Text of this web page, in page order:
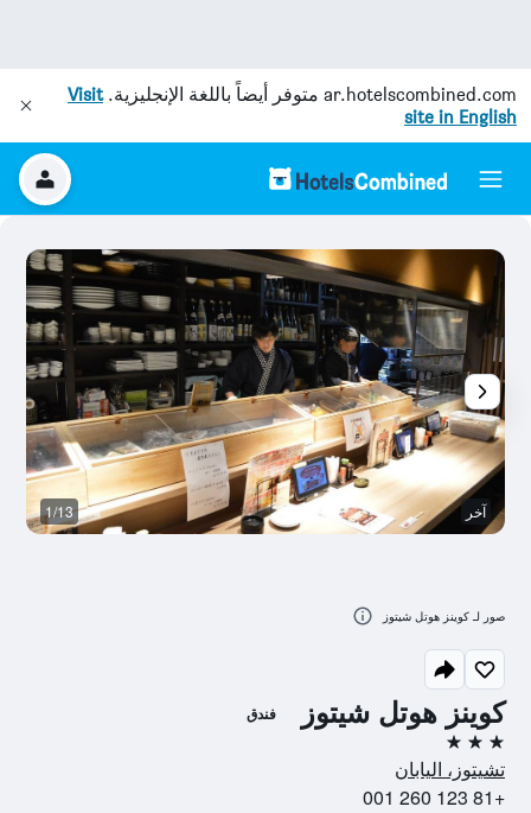
ar.hotelscombined.com متوفر أيضاً باللغة الإنجليزية.Visit
site in English
كوينز هوتل شيتوز فندق
3 نجوم
تشيتوز، اليابان
+81 123 260 001
آخر 1/13
صور لـ كوينز هوتل شيتوز